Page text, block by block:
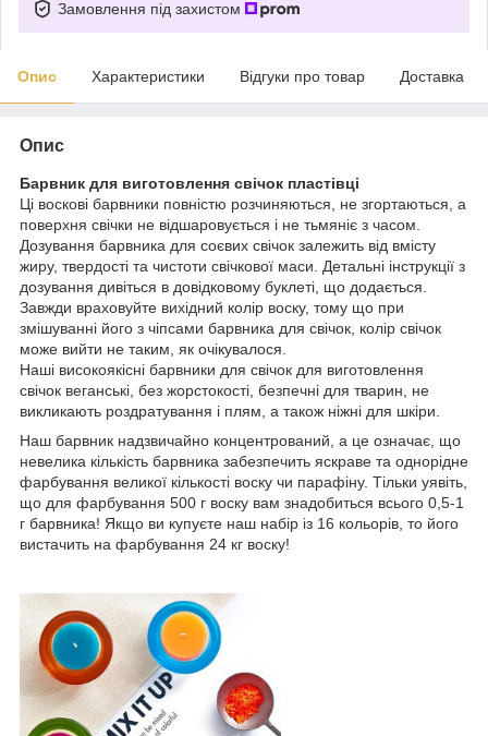
Замовлення під захистом
Опис Характеристики Відгуки про товар Доставка
Опис
Барвник для виготовлення свічок пластівці
Ці воскові барвники повністю розчиняються, не згортаються, а
поверхня свічки не відшаровується і не тьмяніє з часом.
Дозування барвника для соєвих свічок залежить від вмісту
жиру, твердості та чистоти свічкової маси. Детальні інструкції з
дозування дивіться в довідковому буклеті, що додається.
Завжди враховуйте вихідний колір воску, тому що при
змішуванні його з чіпсами барвника для свічок, колір свічок
може вийти не таким, як очікувалося.
Наші високоякісні барвники для свічок для виготовлення
свічок веганські, без жорстокості, безпечні для тварин, не
викликають роздратування і плям, а також ніжні для шкіри.
Наш барвник надзвичайно концентрований, а це означає, що
невелика кількість барвника забезпечить яскраве та однорідне
фарбування великої кількості воску чи парафіну. Тільки уявіть,
що для фарбування 500 г воску вам знадобиться всього 0,5-1
г барвника! Якщо ви купуєте наш набір із 16 кольорів, то його
вистачить на фарбування 24 кг воску!